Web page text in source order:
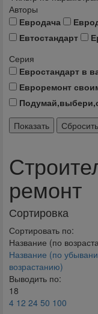
Авторы
Евродача
Евтостандарт
Серия
Евростандарт в
Евроремонт
ремонт
Сортировка
Сортировать по:
Название (по
Название (по
возрастанию)
Выводить по:
18
4 12 24 50 100